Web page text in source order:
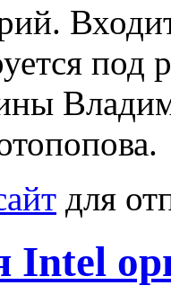
под
для
Intel